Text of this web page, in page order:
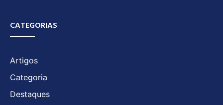
CATEGORIAS
Artigos
Categoria
Destaques